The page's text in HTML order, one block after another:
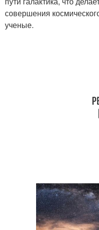
совершения
ученые.